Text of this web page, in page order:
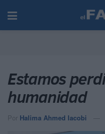
Estamos
humanidad
Por Halima Ahmed Iacobi